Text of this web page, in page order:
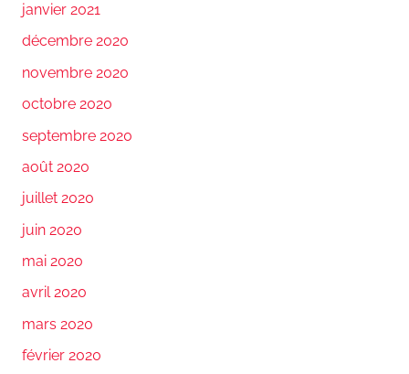
janvier 2021
décembre 2020
novembre 2020
octobre 2020
septembre 2020
août 2020
juillet 2020
juin 2020
mai 2020
avril 2020
mars 2020
février 2020